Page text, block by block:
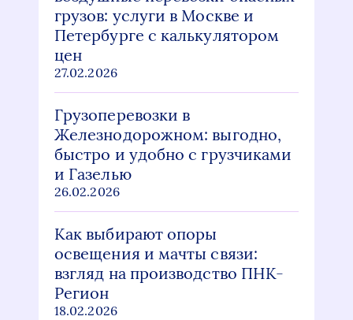
грузов: услуги в Москве и
Петербурге с калькулятором
цен
27.02.2026
Грузоперевозки в
Железнодорожном: выгодно,
быстро и удобно с грузчиками
и Газелью
26.02.2026
Как выбирают опоры
освещения и мачты связи:
взгляд на производство ПНК-
Регион
18.02.2026